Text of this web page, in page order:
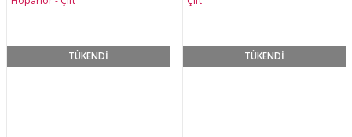
TÜKENDİ TÜKENDİ